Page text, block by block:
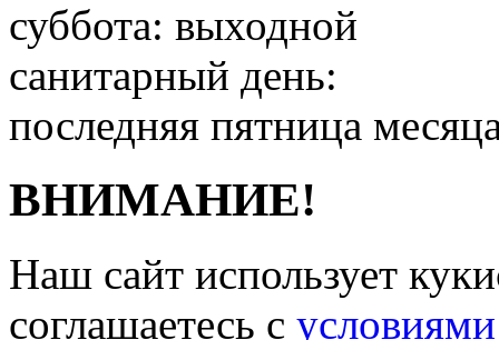
суббота: выходной
санитарный день:
последняя пятница
ВНИМАНИЕ!
Наш сайт использует
соглашаетесь c